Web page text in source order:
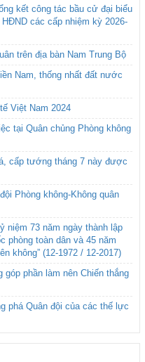
kết công tác bầu cử đại biểu
các cấp nhiệm kỳ 2026-
trên địa bàn Nam Trung Bộ
Nam, thống nhất đất nước
Việt Nam 2024
tại Quân chủng Phòng không
cấp tướng tháng 7 này được
Phòng không-Không quân
niệm 73 năm ngày thành lập
phòng toàn dân và 45 năm
không” (12-1972 / 12-2017)
góp phần làm nên Chiến thắng
phá Quân đội của các thế lực